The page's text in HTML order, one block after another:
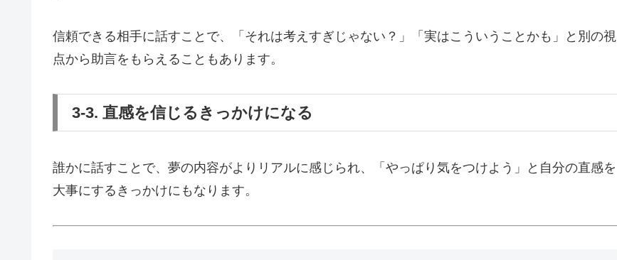
信頼できる相手に話すことで、「それは考えすぎじゃない？」「実はこういうことかも」と別の視
点から助言をもらえることもあります。
3-3. 直感を信じるきっかけになる
誰かに話すことで、夢の内容がよりリアルに感じられ、「やっぱり気をつけよう」と自分の直感を
大事にするきっかけにもなります。